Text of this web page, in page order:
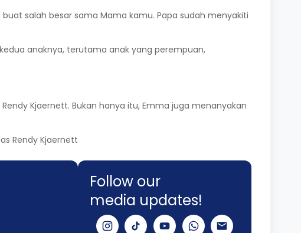
salah besar sama Mama kamu. Papa sudah menyakiti
anaknya, terutama anak yang perempuan,
Kjaernett. Bukan hanya itu, Emma juga menanyakan
Rendy Kjaernett
Follow our
media updates!